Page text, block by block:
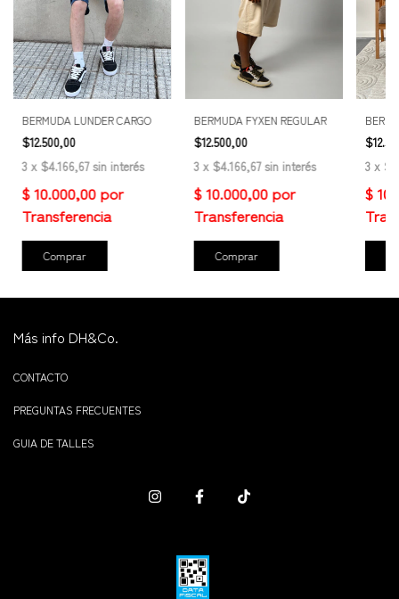
BERMUDA LUNDER CARGO
$12.500,00
3 x $4.166,67 sin interés
Comprar
BERMUDA FYXEN REGULAR
$12.500,00
3 x $4.166,67 sin interés
Comprar
3 x
Más info DH&Co.
CONTACTO
PREGUNTAS FRECUENTES
GUIA DE TALLES